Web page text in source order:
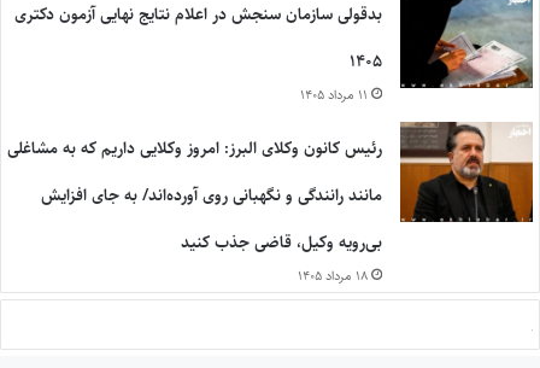
بدقولی سازمان سنجش در اعلام نتایج نهایی آزمون دکتری
۱۴۰۵
۱۱ مرداد ۱۴۰۵
رئیس کانون وکلای البرز: امروز وکلایی داریم که به مشاغلی
مانند رانندگی و نگهبانی روی آورده‌اند/ به جای افزایش
بی‌رویه وکیل، قاضی جذب کنید
۱۸ مرداد ۱۴۰۵